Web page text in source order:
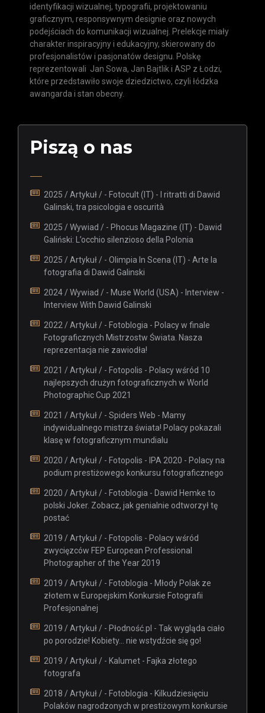
identyfikacji wizualnej, typografii, projektowaniu
graficznym, responsywnym designie oraz nowych
podejściach do komunikacji wizualnej. Prelekcje miały
charakter inspiracyjny i edukacyjny, skierowany do
profesjonalistów i pasjonatów designu. Polskę
reprezentowali Jan Sowa, Jan Bajtlik i ASP z Łodzi,
które przedstawiło swoje dziedzictwo, czyli łódzka
awangarda i stan obecny.
Piszą o nas
2025 / Artykuł / - Fotocult (IT) - I ritratti di Dawid
Galinski, tra psicologia e oscurità
2025 / Wywiad / - Phocus Magazine (IT) - Dawid
Galiński: L’occhio silenzioso della Polonia
2025 / Artykuł / - Olimpia In Scena (IT) - Arte la
fotografia di Dawid Galinski
2024 / Wywiad / - Muse World (USA) - Interview -
Interview With Dawid Galinski
2022 / Artykuł / - Fotoblogia - Polacy w finale
Fotograficznych Mistrzostw Świata. Nasza
reprezentacja nie zawiodła!
2021 / Artykuł / - Fotopolis - Polacy wśród 10
najlepszych drużyn fotograficznych w World
Photographic Cup 2021
2021 / Artykuł / - Spiders Web - Mamy
indywidualnego mistrza świata! Polacy pokazali
klasę w fotograficznym mundialu
2020 / Artykuł / - Fotopolis - IPA 2020 - Polacy na
podium prestiżowego konkursu fotograficznego
2020 / Artykuł / - Fotoblogia - Dawid Hemke to
polski Joker. Zobacz, jak genialnie odtworzył tę
postać
2019 / Artykuł / - Fotopolis - Polacy wśród
zwycięzców FEP European Professional
Photographer of the Year 2019
2019 / Artykuł / - Fotoblogia - Młody Polak ze
złotem w Europejskim Konkursie Fotografii
Profesjonalnej
2019 / Artykuł / - Płodność.pl - Tak wygląda ciało
po porodzie! Kobiety… nie wstydźcie się go!
2019 / Artykuł / - Kalumet - Fajka złotego
fotografa
2018 / Artykuł / - Fotoblogia - Kilkudziesięciu
Polaków nagrodzonych w prestiżowym konkursie